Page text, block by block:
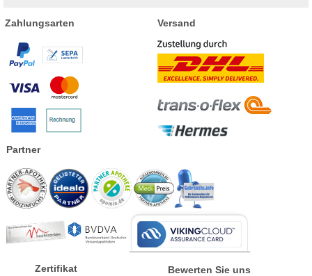
Zahlungsarten Versand
Partner
Zertifikat Bewerten Sie uns